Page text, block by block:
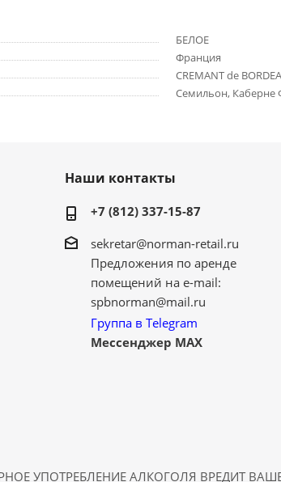
БЕЛОЕ
Франция
CREMANT de
Семильон, Каберне
Наши контакты
+7 (812) 337-15-87
sekretar@norman-retail.ru
Предложения по аренде
помещений на e-mail:
spbnorman@mail.ru
Группа в Telegram
Мессенджер MAX
УПОТРЕБЛЕНИЕ АЛКОГОЛЯ ВРЕДИТ